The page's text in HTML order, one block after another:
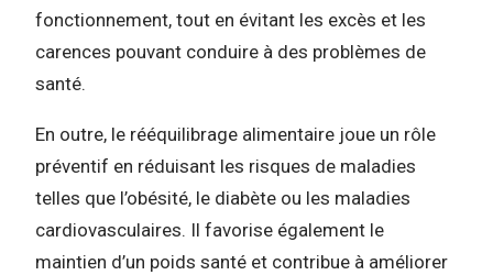
fonctionnement, tout en évitant les excès et les
carences pouvant conduire à des problèmes de
santé.
En outre, le rééquilibrage alimentaire joue un rôle
préventif en réduisant les risques de maladies
telles que l’obésité, le diabète ou les maladies
cardiovasculaires. Il favorise également le
maintien d’un poids santé et contribue à améliorer